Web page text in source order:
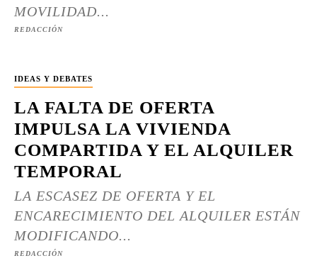
MOVILIDAD...
REDACCIÓN
IDEAS Y DEBATES
LA FALTA DE OFERTA
IMPULSA LA VIVIENDA
COMPARTIDA Y EL ALQUILER
TEMPORAL
LA ESCASEZ DE OFERTA Y EL
ENCARECIMIENTO DEL ALQUILER ESTÁN
MODIFICANDO...
REDACCIÓN